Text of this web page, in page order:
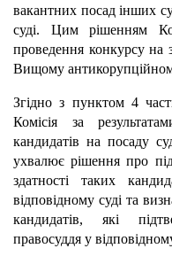
вакантних посад інших
суді. Цим рішенням
проведення конкурсу на
Вищому
Згідно з пунктом 4
Комісія за
кандидатів на посаду
ухвалює рішення про
здатності таких
відповідному суді та
кандидатів, які
правосуддя у